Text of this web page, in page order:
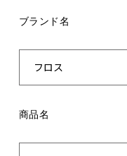
ブランド名
商品名